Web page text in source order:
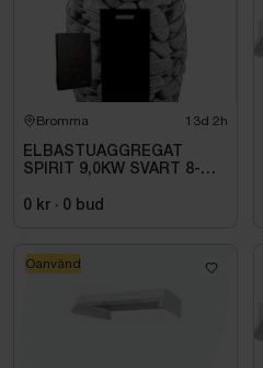
Bromma 13d 2h
ELBASTUAGGREGAT
SPIRIT 9,0KW SVART 8-
INKL. XENIO WIFI
0 kr · 0 bud
Oanvänd